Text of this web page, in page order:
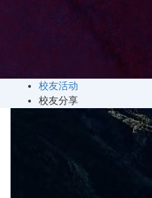
校友活动
校友分享